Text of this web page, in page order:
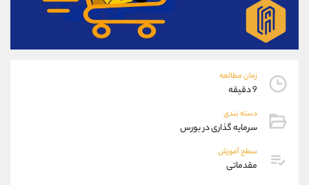
زمان مطالعه
9 دقیقه
دسته بندی
سرمایه گذاری در بورس
سطح آموزش
مقدماتی
09194198792
واتساپ شروع گفتگو
تلگرام @Armteam_admin_33
پشتیبان فروش
موبایل
واتساپ
داخلی